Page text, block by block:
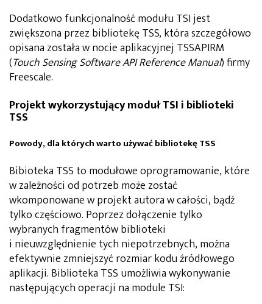
Dodatkowo funkcjonalność modułu TSI jest
zwiększona przez bibliotekę TSS, która szczegółowo
opisana została w nocie aplikacyjnej TSSAPIRM
(Touch Sensing Software API Reference Manual) firmy
Freescale.
Projekt wykorzystujący moduł TSI i biblioteki
TSS
Powody, dla których warto używać bibliotekę TSS
Bibioteka TSS to modułowe oprogramowanie, które
w zależności od potrzeb może zostać
wkomponowane w projekt autora w całości, bądź
tylko częściowo. Poprzez dołączenie tylko
wybranych fragmentów biblioteki
i nieuwzględnienie tych niepotrzebnych, można
efektywnie zmniejszyć rozmiar kodu źródłowego
aplikacji. Biblioteka TSS umożliwia wykonywanie
następujących operacji na module TSI: